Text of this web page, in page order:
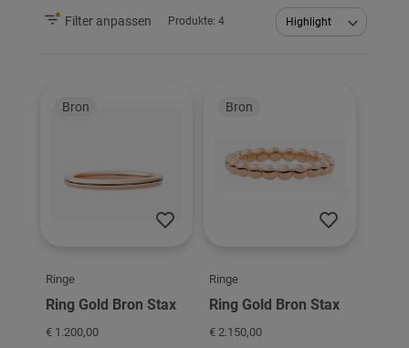
Produkte: 4
Bron
Ringe
Ring Gold Bron Stax
€ 1.200,00
Bron
Ringe
Ring Gold Bron Stax
€ 2.150,00
Filter anpassen